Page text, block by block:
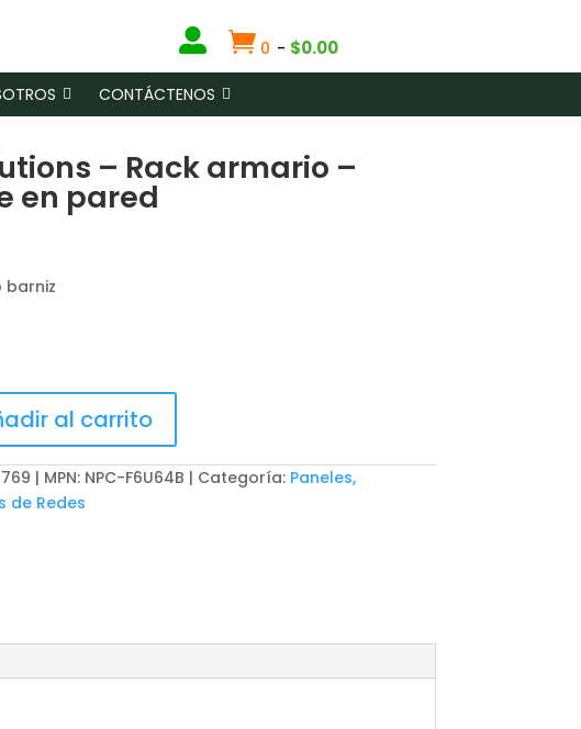
  0 - $0.00
CONTÁCTENOS
– Rack armario –
en pared
barniz
al carrito
| MPN: NPC-F6U64B Categoría: Paneles,
de Redes